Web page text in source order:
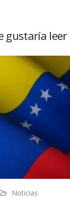
gustaría leer
Noticias